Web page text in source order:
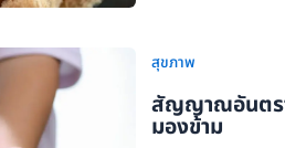
สุขภาพ
สัญญาณอันตรา
มองข้าม